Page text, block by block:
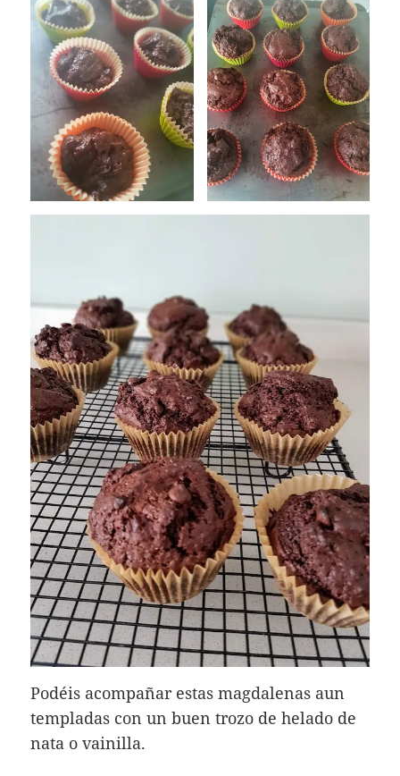
Podéis acompañar estas magdalenas aun
templadas con un buen trozo de helado de
nata o vainilla.